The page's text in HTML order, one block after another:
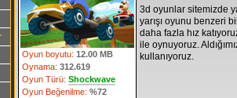
Oyun boyutu: 12.00 MB
Oynama: 312.619
Oyun Türü: Shockwave
Oyun Beğenilme: %72
3d oyunlar sitemizde
yarışı oyunu benzeri
daha fazla hız
ile oynuyoruz.
kullanıyoruz.